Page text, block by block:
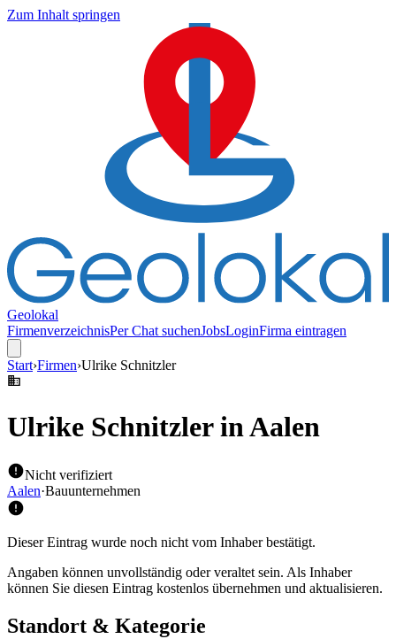
Zum Inhalt springen
Geolokal
FirmenverzeichnisPer Chat suchenJobsLoginFirma eintragen
Start›Firmen›Ulrike Schnitzler
Ulrike Schnitzlerin Aalen
Nicht verifiziert
Aalen·Bauunternehmen
Dieser Eintrag wurde noch nicht vom Inhaber bestätigt.
Angaben können unvollständig oder veraltet sein. Als Inhaber
können Sie diesen Eintrag kostenlos übernehmen und aktualisieren.
Standort & Kategorie